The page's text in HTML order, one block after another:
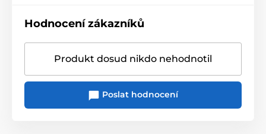
Hodnocení zákazníků
Produkt dosud nikdo nehodnotil
Poslat hodnocení